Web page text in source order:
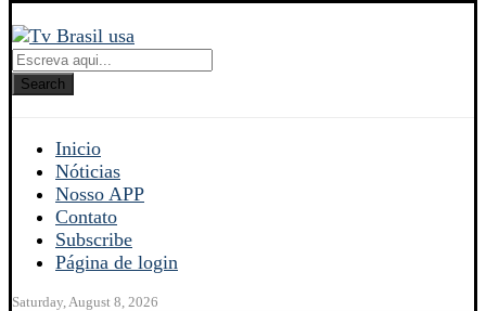
Search
Inicio
Nóticias
Nosso APP
Contato
Subscribe
Página de login
Saturday, August 8, 2026